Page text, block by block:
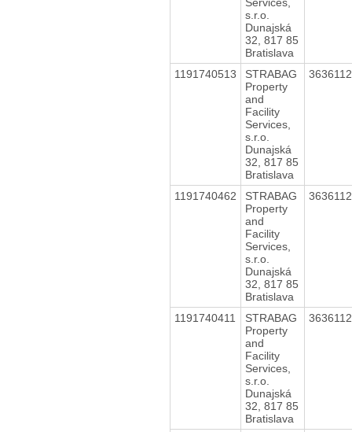
s.r.o.
Dunajská
32, 817 85
Bratislava
1191740513
STRABAG
Property
and
Facility
Services,
s.r.o.
Dunajská
32, 817 85
Bratislava
1191740462
STRABAG
Property
and
Facility
Services,
s.r.o.
Dunajská
32, 817 85
Bratislava
1191740411
STRABAG
Property
and
Facility
Services,
s.r.o.
Dunajská
32, 817 85
Bratislava